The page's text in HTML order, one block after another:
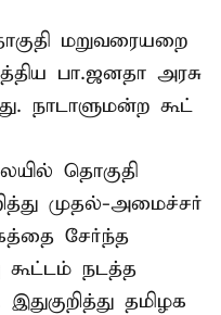
மறுவரையறை
பா.ஜனதா அரசு
நாடாளுமன்ற கூட்
தொகுதி
முதல்-அமைச்சர்
சேர்ந்த
கூட்டம் நடத்த
தமிழக